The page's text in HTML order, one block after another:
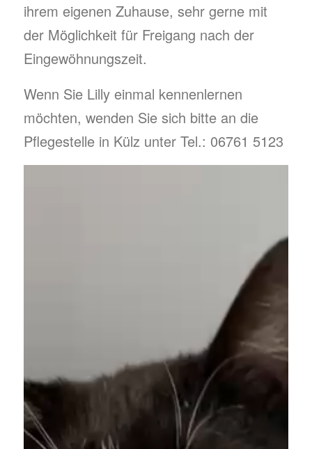
ihrem eigenen Zuhause, sehr gerne mit
der Möglichkeit für Freigang nach der
Eingewöhnungszeit.
Wenn Sie Lilly einmal kennenlernen
möchten, wenden Sie sich bitte an die
Pflegestelle in Külz unter Tel.: 06761 5123